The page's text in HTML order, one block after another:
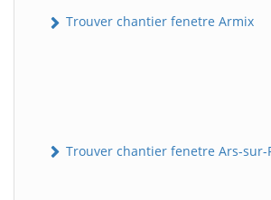
Trouver chantier fenetre Armix
Trouver chantier fenetre Ars-sur-